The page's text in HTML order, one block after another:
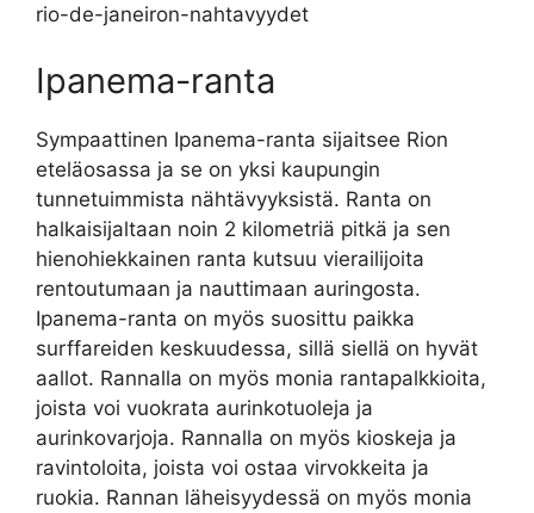
rio-de-janeiron-nahtavyydet
Ipanema-ranta
Sympaattinen Ipanema-ranta sijaitsee Rion
eteläosassa ja se on yksi kaupungin
tunnetuimmista nähtävyyksistä. Ranta on
halkaisijaltaan noin 2 kilometriä pitkä ja sen
hienohiekkainen ranta kutsuu vierailijoita
rentoutumaan ja nauttimaan auringosta.
Ipanema-ranta on myös suosittu paikka
surffareiden keskuudessa, sillä siellä on hyvät
aallot. Rannalla on myös monia rantapalkkioita,
joista voi vuokrata aurinkotuoleja ja
aurinkovarjoja. Rannalla on myös kioskeja ja
ravintoloita, joista voi ostaa virvokkeita ja
ruokia. Rannan läheisyydessä on myös monia